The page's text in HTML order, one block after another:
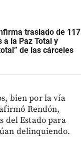
traslado de 117
a la Paz Total y
de las cárceles
bien por la vía
Rendón,
del Estado para
delinquiendo.